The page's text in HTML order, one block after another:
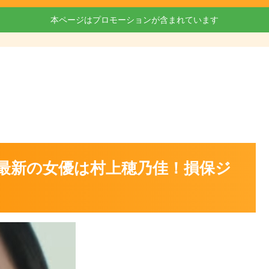
本ページはプロモーションが含まれています
新の女優は村上穂乃佳！損保ジ